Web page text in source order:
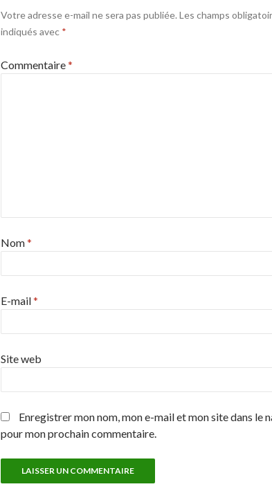
Votre adresse e-mail ne sera pas publiée. Les champs
indiqués avec *
Commentaire*
Nom*
E-mail*
Site web
Enregistrer mon nom, mon e-mail et mon site dans le
pour mon prochain commentaire.